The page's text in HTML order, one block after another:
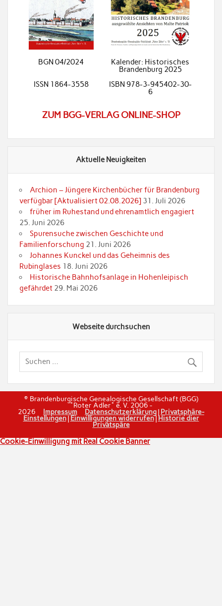
BGN 04/2024
Kalender: Historisches
Brandenburg 2025
ISSN 1864-3558
ISBN 978-3-945402-30-
6
ZUM BGG-VERLAG ONLINE-SHOP
Aktuelle Neuigkeiten
Archion – Jüngere Kirchenbücher für Brandenburg
verfügbar [Aktualisiert 02.08.2026] 31. Juli 2026
früher im Ruhestand und ehrenamtlich engagiert
25. Juni 2026
Spurensuche zwischen Geschichte und
Familienforschung 21. Juni 2026
Johannes Kunckel und das Geheimnis des
Rubinglases 18. Juni 2026
Historische Bahnhofsanlage in Hohenleipisch
gefährdet 29. Mai 2026
Webseite durchsuchen
© Brandenburgische Genealogische Gesellschaft (BGG)
"Roter Adler" e. V. 2006 -
2026 Impressum Datenschutzerklärung| Privatsphäre-
Einstellungen| Einwilligungen widerrufen|Historie dier
Privatspäre
Cookie-Einwilligung mit Real Cookie Banner